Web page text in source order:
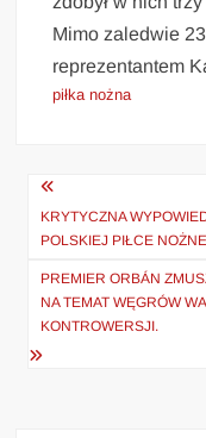
Mimo zaledwie
reprezentantem
piłka nożna
Nawigacja
wpisu
KRYTYCZNA
POLSKIEJ PIŁCE
PREMIER ORBÁN
NA TEMAT WĘGRÓW
KONTROWERSJI.